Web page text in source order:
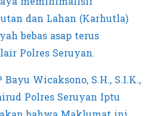
dan Lahan (Karhutla)
bebas asap terus
Polres Seruyan.
Wicaksono, S.H., S.I.K.,
Polres Seruyan Iptu